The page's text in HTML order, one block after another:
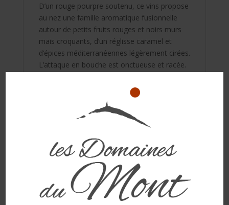
D’un rouge pourpre soutenu, ce vins propose
au nez une famille aromatique fusionnelle
autour de petits fruits rouges et noirs murs
mais croquants, d’un réglisse caramel et
d’épices méditerranéennes légèrement cirées.
L’attaque en bouche est onctueuse et racée.
petits tanins imperceptibles et tapissés situe
le jus parmi les attentes que l’on souhaite sur
un grand cru. Les notes aromatiques en
persistance s’installent dans un milieu fait de
complexe. La précision des équilibres
attaque/milieu/finale rend la perception
d’alcool quasi
imperceptible. La finale met en scène une
belle sucrosité toujours en équilibre avec la